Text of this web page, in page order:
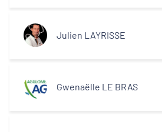
Julien LAYRISSE
Gwenaëlle LE BRAS